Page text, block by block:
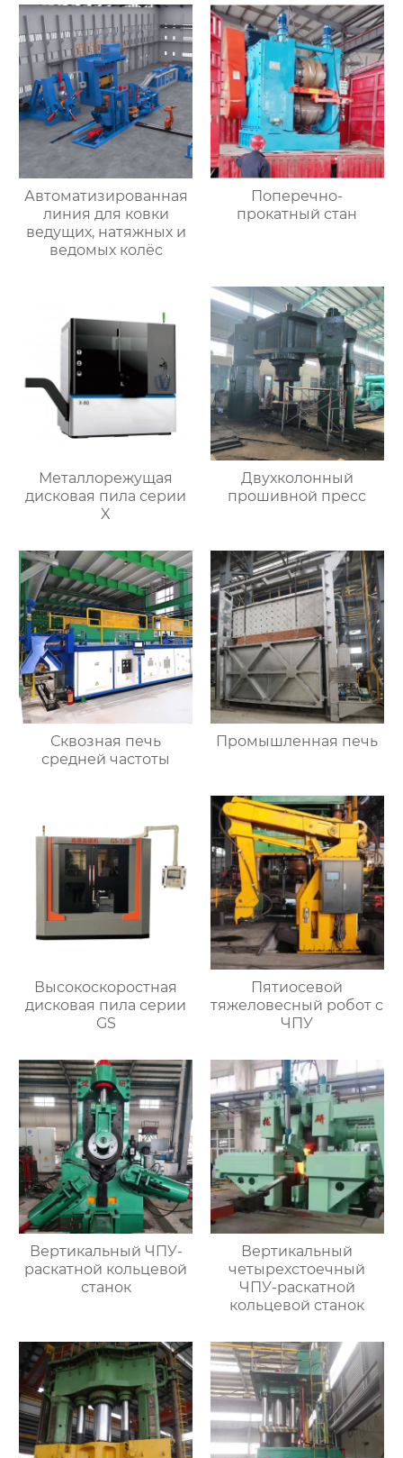
Автоматизированная
линия для ковки
ведущих, натяжных и
ведомых колёс
Поперечно-
прокатный стан
Металлорежущая
дисковая пила серии
X
Двухколонный
прошивной пресс
Сквозная печь
средней частоты
Промышленная печь
Высокоскоростная
дисковая пила серии
GS
Пятиосевой
тяжеловесный робот с
ЧПУ
Вертикальный ЧПУ-
раскатной кольцевой
станок
Вертикальный
четырехстоечный
ЧПУ-раскатной
кольцевой станок